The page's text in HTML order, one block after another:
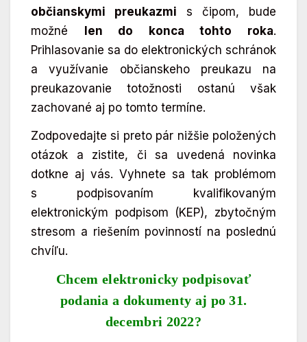
občianskymi preukazmi s čipom, bude
možné len do konca tohto roka.
Prihlasovanie sa do elektronických schránok
a využívanie občianskeho preukazu na
preukazovanie totožnosti ostanú však
zachované aj po tomto termíne.
Zodpovedajte si preto pár nižšie položených
otázok a zistite, či sa uvedená novinka
dotkne aj vás. Vyhnete sa tak problémom
s podpisovaním kvalifikovaným
elektronickým podpisom (KEP), zbytočným
stresom a riešením povinností na poslednú
chvíľu.
Chcem elektronicky podpisovať
podania a dokumenty aj po 31.
decembri 2022?